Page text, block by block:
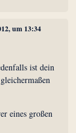
um 13:34
ist dein
eines großen